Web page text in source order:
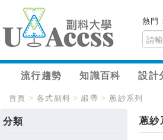
熱門
流行趨勢 知識百科 設計
首頁 > 各式副料 > 緞帶 > 蔥紗系列
分類 蔥紗